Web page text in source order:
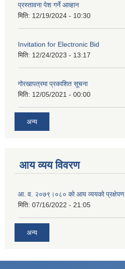
प्रस्तावना पेश गर्ने आव्हान
मिति: 12/19/2024 - 10:30
Invitation for Electronic Bid
मिति: 12/24/2023 - 13:17
गोरखापत्रमा प्रकाशित सूचना
मिति: 12/05/2021 - 00:00
अन्य
आय व्यय विवरण
आ. व. २०७९।०८० को आय व्ययको प्रक्षेपण
मिति: 07/16/2022 - 21:05
अन्य